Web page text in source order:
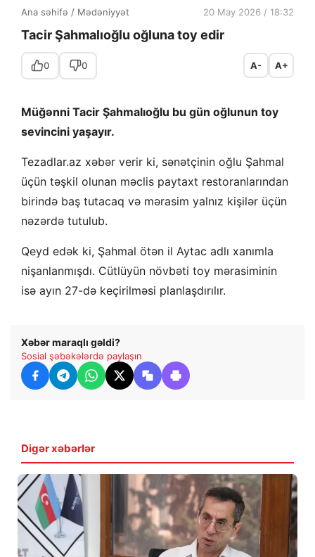
Ana səhifə / Mədəniyyət 20 May 2026 / 18:32
Tacir Şahmalıoğlu oğluna toy edir
0 0 A- A+
Müğənni Tacir Şahmalıoğlu bu gün oğlunun toy
sevincini yaşayır.
Tezadlar.az xəbər verir ki, sənətçinin oğlu Şahmal
üçün təşkil olunan məclis paytaxt restoranlarından
birində baş tutacaq və mərasim yalnız kişilər üçün
nəzərdə tutulub.
Qeyd edək ki, Şahmal ötən il Aytac adlı xanımla
nişanlanmışdı. Cütlüyün növbəti toy mərasiminin
isə ayın 27-də keçirilməsi planlaşdırılır.
Xəbər maraqlı gəldi?
Sosial şəbəkələrdə paylaşın
Digər xəbərlər